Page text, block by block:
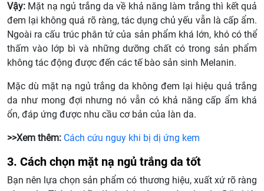
Vậy: Mặt nạ ngủ trắng da về khả năng làm trắng thì kết quả
đem lại không quá rõ ràng, tác dụng chủ yếu vẫn là cấp ẩm.
Ngoài ra cấu trúc phân tử của sản phẩm khá lớn, khó có thể
thấm vào lớp bì và những dưỡng chất có trong sản phẩm
không tác động được đến các tế bào sản sinh Melanin.
Mặc dù mặt nạ ngủ trắng da không đem lại hiệu quả trắng
da như mong đợi nhưng nó vẫn có khả năng cấp ẩm khá
ổn, đáp ứng được nhu cầu cơ bản của làn da.
>>Xem thêm: Cách cứu nguy khi bị dị ứng kem
3. Cách chọn mặt nạ ngủ trắng da tốt
Bạn nên lựa chọn sản phẩm có thương hiệu, xuất xứ rõ ràng